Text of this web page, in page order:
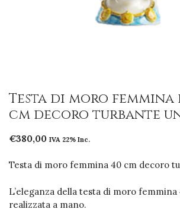
Testa di moro femmina
cm decoro turbante
€380,00 IVA 22% Inc.
Testa di moro femmina 40 cm decoro
L’eleganza della testa di moro femmina
realizzata a mano.